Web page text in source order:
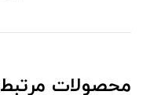
محصولات مرتبط